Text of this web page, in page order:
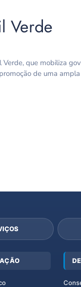
Verde
que mobiliza
de uma